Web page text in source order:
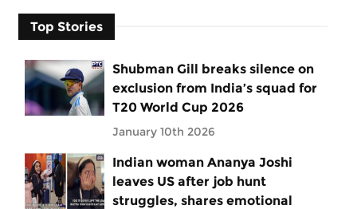
Top Stories
Shubman Gill breaks silence on
exclusion from India’s squad for
T20 World Cup 2026
January 10th 2026
Indian woman Ananya Joshi
leaves US after job hunt
struggles, shares emotional